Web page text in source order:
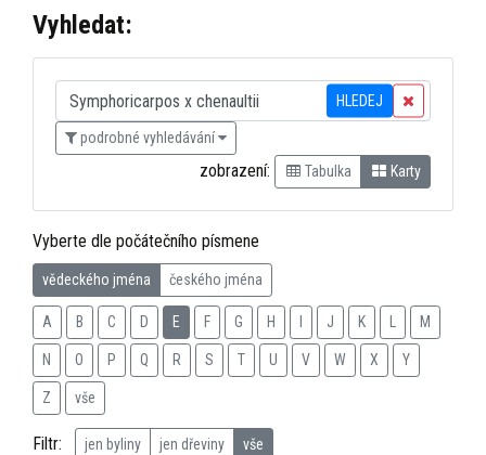
Vyhledat:
HLEDEJ
podrobné vyhledávání
zobrazení: Tabulka Karty
Vyberte dle počátečního písmene
vědeckého jména českého jména
A B C D E F G H J K M
N O P Q R S T U V W X Y
Z vše
Filtr: jen byliny jen dřeviny vše